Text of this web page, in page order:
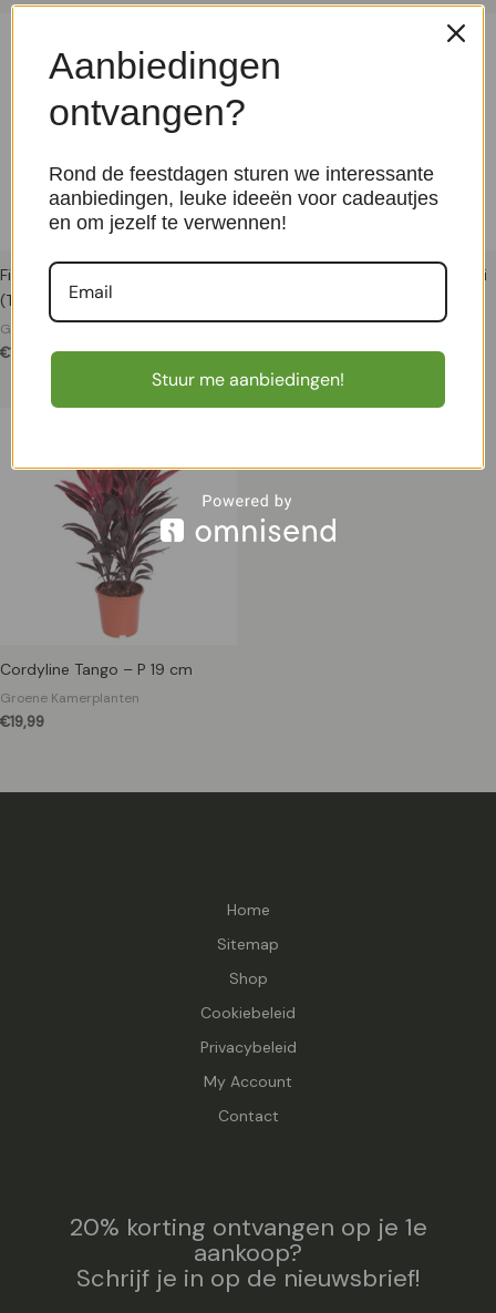
Ficus Benjamina 'Twilight'
(Treurvijg) – P 17 cm
Groene Kamerplanten
€13,99
Sansevieria Trifasciata Laurentii
€12,50
Cordyline Tango – P 19 cm
Groene Kamerplanten
€19,99
Home
Sitemap
Shop
Cookiebeleid
Privacybeleid
My Account
Contact
20% korting ontvangen op je 1e
aankoop?
Schrijf je in op de nieuwsbrief!
Aanbiedingen
ontvangen?
Rond de feestdagen sturen we interessante
aanbiedingen, leuke ideeën voor cadeautjes
en om jezelf te verwennen!
Stuur me aanbiedingen!